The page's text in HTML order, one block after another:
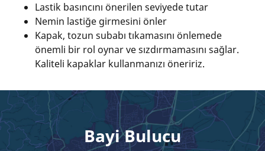
Lastik basıncını önerilen seviyede tutar
Nemin lastiğe girmesini önler
Kapak, tozun subabı tıkamasını önlemede
önemli bir rol oynar ve sızdırmamasını sağlar.
Kaliteli kapaklar kullanmanızı öneririz.
Bayi Bulucu